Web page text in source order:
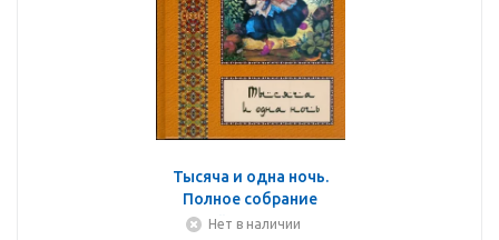
Тысяча и одна ночь.
Полное собрание
сказок "Тысяча и одна
Нет в наличии